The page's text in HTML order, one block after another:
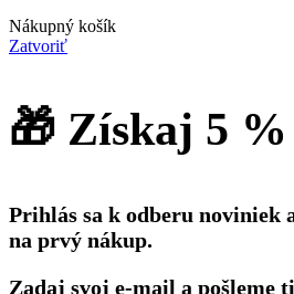
Nákupný košík
Zatvoriť
🎁 Získaj 5
Prihlás sa k odberu noviniek
na prvý nákup.
Zadaj svoj e-mail a pošleme